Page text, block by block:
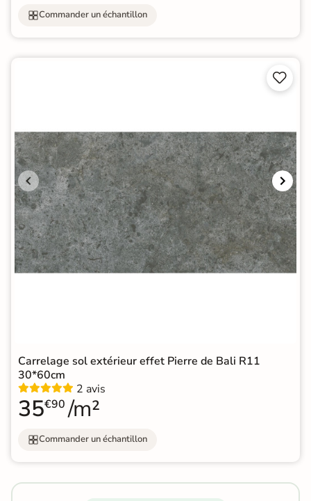
Commander un échantillon


Carrelage sol extérieur effet Pierre de Bali R11
30*60cm
2 avis
35€90 /m²
Commander un échantillon